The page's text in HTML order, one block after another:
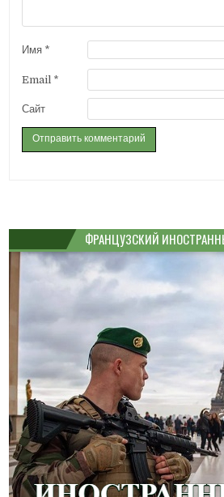
Имя *
Email *
Сайт
ФРАНЦУЗСКИЙ